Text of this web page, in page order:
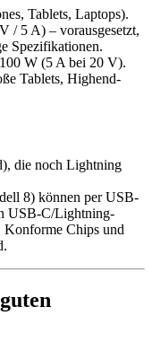
Tablets, Laptops).
/ 5 A) – vorausgesetzt,
Spezifikationen.
W (5 A bei 20 V).
Tablets, Highend-
die noch Lightning
8) können per USB-
USB-C/Lightning-
Chips und